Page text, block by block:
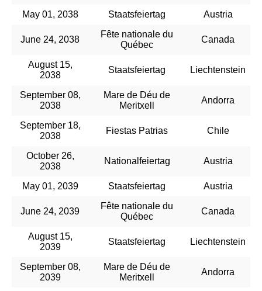
May 01, 2038 Staatsfeiertag Austria
June 24, 2038
Fête nationale du
Québec
Canada
August 15,
2038
Staatsfeiertag Liechtenstein
September 08,
2038
Mare de Déu de
Meritxell
Andorra
September 18,
2038
Fiestas Patrias Chile
October 26,
2038
Nationalfeiertag Austria
May 01, 2039 Staatsfeiertag Austria
June 24, 2039
Fête nationale du
Québec
Canada
August 15,
2039
Staatsfeiertag Liechtenstein
September 08,
2039
Mare de Déu de
Meritxell
Andorra